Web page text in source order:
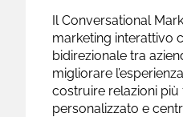
Il Conversational
marketing interattivo
bidirezionale tra
migliorare
costruire relazioni
personalizzato e